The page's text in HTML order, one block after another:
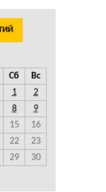
Сб
Вс
1
2
8
9
15
16
22
23
29
30